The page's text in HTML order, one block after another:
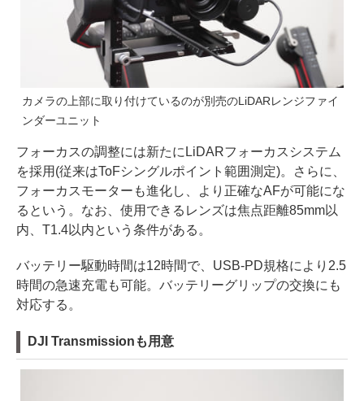
カメラの上部に取り付けているのが別売のLiDARレンジファイ
ンダーユニット
フォーカスの調整には新たにLiDARフォーカスシステム
を採用(従来はToFシングルポイント範囲測定)。さらに、
フォーカスモーターも進化し、より正確なAFが可能にな
るという。なお、使用できるレンズは焦点距離85mm以
内、T1.4以内という条件がある。
バッテリー駆動時間は12時間で、USB-PD規格により2.5
時間の急速充電も可能。バッテリーグリップの交換にも
対応する。
DJI Transmissionも用意